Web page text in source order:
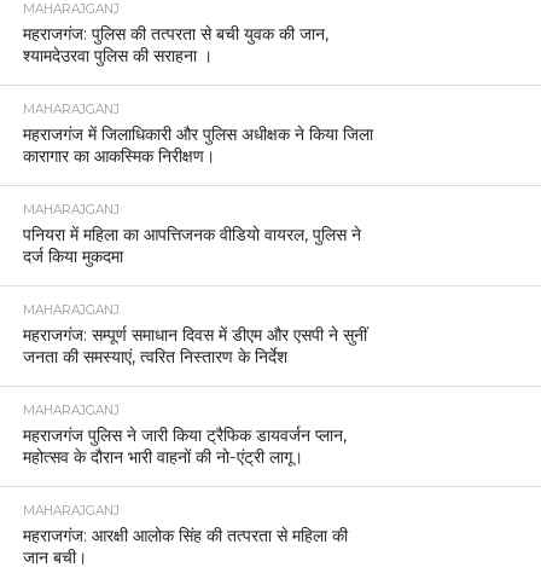
MAHARAJGANJ
महराजगंज: पुलिस की तत्परता से बची युवक की जान,
श्यामदेउरवा पुलिस की सराहना ।
MAHARAJGANJ
महराजगंज में जिलाधिकारी और पुलिस अधीक्षक ने किया जिला
कारागार का आकस्मिक निरीक्षण।
MAHARAJGANJ
पनियरा में महिला का आपत्तिजनक वीडियो वायरल, पुलिस ने
दर्ज किया मुकदमा
MAHARAJGANJ
महराजगंज: सम्पूर्ण समाधान दिवस में डीएम और एसपी ने सुनीं
जनता की समस्याएं, त्वरित निस्तारण के निर्देश
MAHARAJGANJ
महराजगंज पुलिस ने जारी किया ट्रैफिक डायवर्जन प्लान,
महोत्सव के दौरान भारी वाहनों की नो-एंट्री लागू।
MAHARAJGANJ
महराजगंज: आरक्षी आलोक सिंह की तत्परता से महिला की
जान बची।